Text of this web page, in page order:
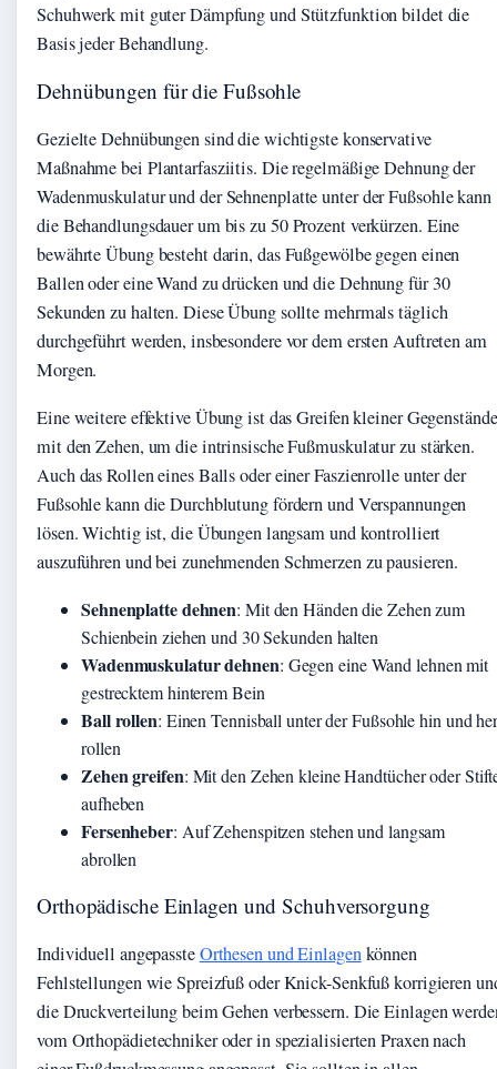
Schuhwerk mit guter Dämpfung und Stützfunktion bildet die
Basis jeder Behandlung.
Dehnübungen für die Fußsohle
Gezielte Dehnübungen sind die wichtigste konservative
Maßnahme bei Plantarfasziitis. Die regelmäßige Dehnung der
Wadenmuskulatur und der Sehnenplatte unter der Fußsohle kann
die Behandlungsdauer um bis zu 50 Prozent verkürzen. Eine
bewährte Übung besteht darin, das Fußgewölbe gegen einen
Ballen oder eine Wand zu drücken und die Dehnung für 30
Sekunden zu halten. Diese Übung sollte mehrmals täglich
durchgeführt werden, insbesondere vor dem ersten Auftreten am
Morgen.
Eine weitere effektive Übung ist das Greifen kleiner Gegenstände
mit den Zehen, um die intrinsische Fußmuskulatur zu stärken.
Auch das Rollen eines Balls oder einer Faszienrolle unter der
Fußsohle kann die Durchblutung fördern und Verspannungen
lösen. Wichtig ist, die Übungen langsam und kontrolliert
auszuführen und bei zunehmenden Schmerzen zu pausieren.
Sehnenplatte dehnen: Mit den Händen die Zehen zum
Schienbein ziehen und 30 Sekunden halten
Wadenmuskulatur dehnen: Gegen eine Wand lehnen mit
gestrecktem hinterem Bein
Ball rollen: Einen Tennisball unter der Fußsohle hin und
rollen
Zehen greifen: Mit den Zehen kleine Handtücher oder
aufheben
Fersenheber: Auf Zehenspitzen stehen und langsam
abrollen
Orthopädische Einlagen und Schuhversorgung
Individuell angepassteOrthesen und Einlagenkönnen
Fehlstellungen wie Spreizfuß oder Knick-Senkfuß korrigieren
die Druckverteilung beim Gehen verbessern. Die Einlagen
vom Orthopädietechniker oder in spezialisierten Praxen nach